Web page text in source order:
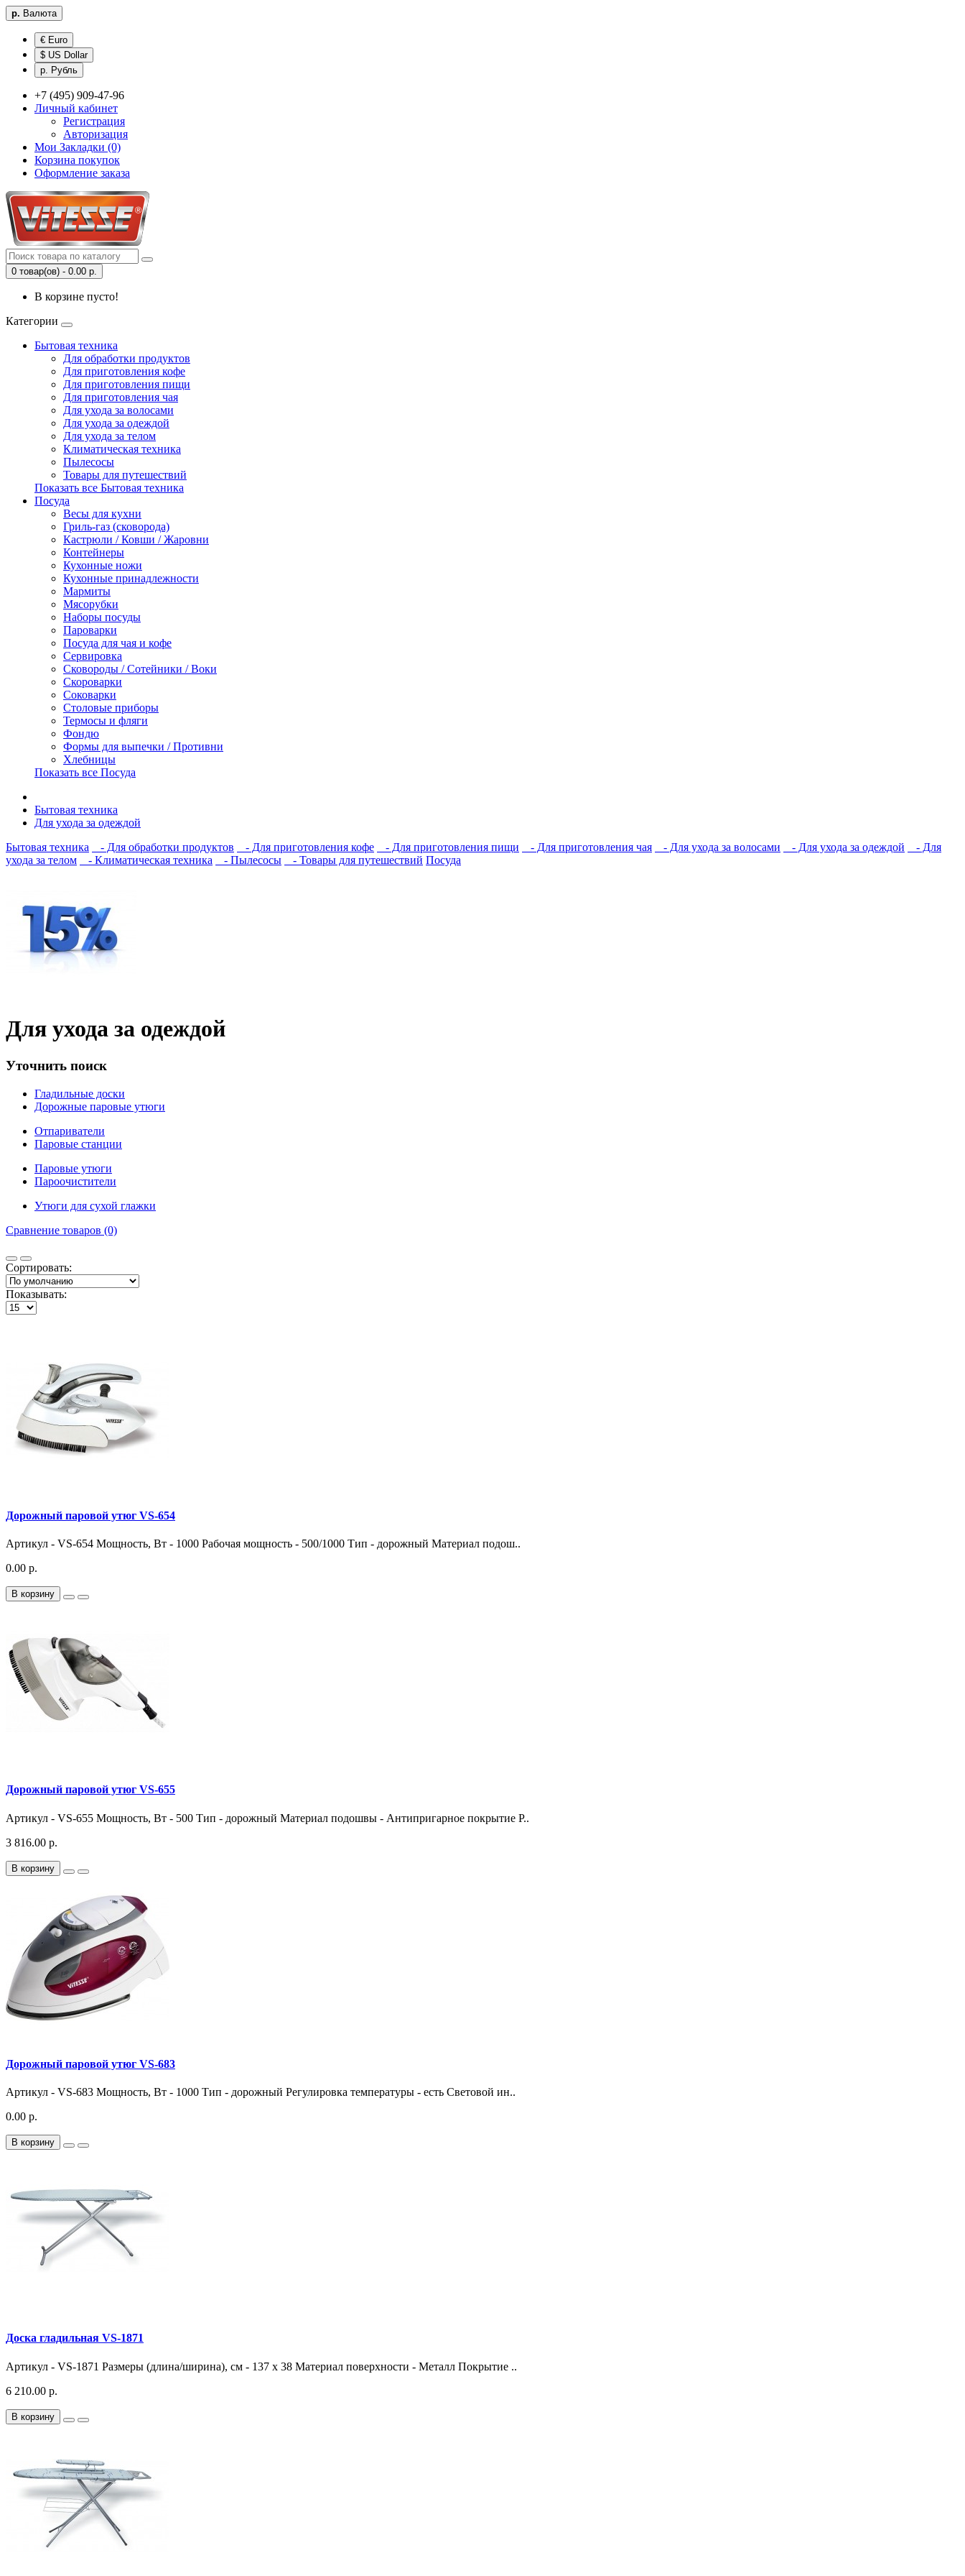
р. Валюта
€ Euro
$ US Dollar
р. Рубль
+7 (495) 909-47-96
Личный кабинет
Регистрация
Авторизация
Мои Закладки (0)
Корзина покупок
Оформление заказа
0 товар(ов) - 0.00 р.
В корзине пусто!
Категории
Бытовая техника
Для обработки продуктов
Для приготовления кофе
Для приготовления пищи
Для приготовления чая
Для ухода за волосами
Для ухода за одеждой
Для ухода за телом
Климатическая техника
Пылесосы
Товары для путешествий
Показать все Бытовая техника
Посуда
Весы для кухни
Гриль-газ (сковорода)
Кастрюли / Ковши / Жаровни
Контейнеры
Кухонные ножи
Кухонные принадлежности
Мармиты
Мясорубки
Наборы посуды
Пароварки
Посуда для чая и кофе
Сервировка
Сковороды / Сотейники / Воки
Скороварки
Соковарки
Столовые приборы
Термосы и фляги
Фондю
Формы для выпечки / Противни
Хлебницы
Показать все Посуда
Бытовая техника
Для ухода за одеждой
Бытовая техника
- Для обработки продуктов - Для приготовления кофе - Для приготовления пищи - Для приготовления чая - Для ухода за волосами - Для ухода за одеждой
- Для
ухода за телом
- Климатическая техника - Пылесосы - Товары для путешествий Посуда
Для ухода за одеждой
Уточнить поиск
Гладильные доски
Дорожные паровые утюги
Отпариватели
Паровые станции
Паровые утюги
Пароочистители
Утюги для сухой глажки
Сравнение товаров (0)
Сортировать:
Показывать:
Дорожный паровой утюг VS-654
Артикул - VS-654 Мощность, Вт - 1000 Рабочая мощность - 500/1000 Тип - дорожный Материал подош..
0.00 р.
В корзину
Дорожный паровой утюг VS-655
Артикул - VS-655 Мощность, Вт - 500 Тип - дорожный Материал подошвы - Антипригарное покрытие Р..
3 816.00 р.
В корзину
Дорожный паровой утюг VS-683
Артикул - VS-683 Мощность, Вт - 1000 Тип - дорожный Регулировка температуры - есть Световой ин..
0.00 р.
В корзину
Доска гладильная VS-1871
Артикул - VS-1871 Размеры (длина/ширина), см - 137 х 38 Материал поверхности - Металл Покрытие ..
6 210.00 р.
В корзину